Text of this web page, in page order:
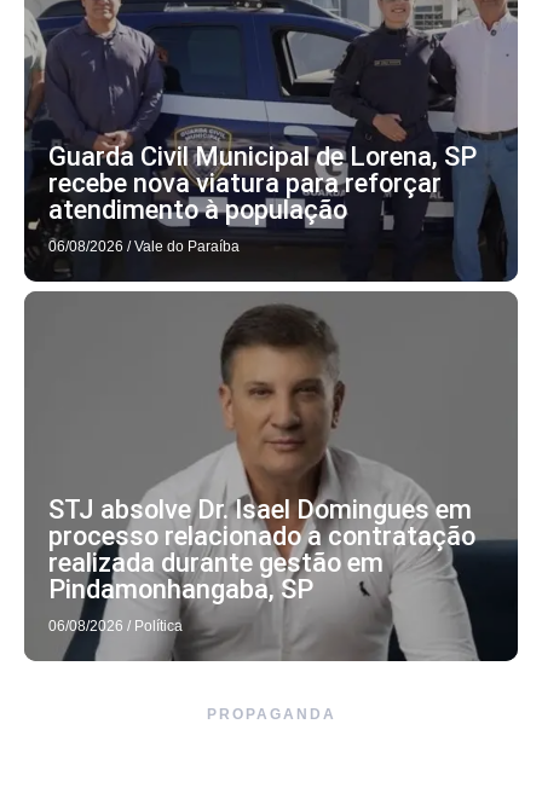
Guarda Civil Municipal de Lorena, SP
recebe nova viatura para reforçar
atendimento à população
06/08/2026 / Vale do Paraíba
STJ absolve Dr. Isael Domingues em
processo relacionado a contratação
realizada durante gestão em
Pindamonhangaba, SP
06/08/2026 / Política
PROPAGANDA